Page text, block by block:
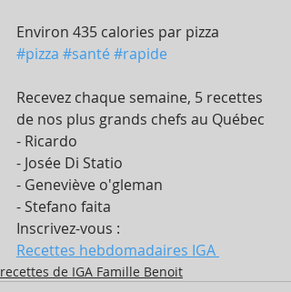
Environ 435 calories par pizza
#pizza #santé #rapide
Recevez chaque semaine, 5 recettes
de nos plus grands chefs au Québec
- Ricardo
- Josée Di Statio
- Geneviève o'gleman
- Stefano faita
Inscrivez-vous :
Recettes hebdomadaires IGA
recettes de IGA Famille Benoit